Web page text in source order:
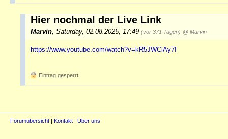
Hier nochmal der Live Link
Marvin Saturday, 02.08.2025, 17:49 (vor 371 Tagen) @ Marvin
https://www.youtube.com/watch?v=kR5JWCiAy7I
Eintrag gesperrt
Forumübersicht | Kontakt | Über uns